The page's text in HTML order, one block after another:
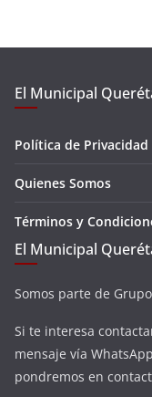
El Municipal
Política de Privacidad
Quienes Somos
Términos y
El Municipal
Somos parte de
Si te interesa
mensaje vía
pondremos en